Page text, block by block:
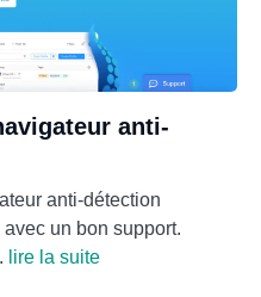
anti-
anti-détection
un bon support.
lire la suite